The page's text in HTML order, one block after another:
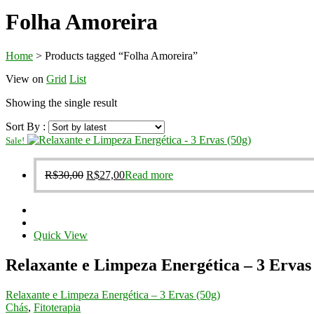
Folha Amoreira
Home > Products tagged “Folha Amoreira”
View on Grid List
Showing the single result
Sort By :
Sale!
R$30,00 Original
R$27,00Current
Read more
Quick View
Relaxante e Limpeza Energética – 3 Ervas
Relaxante e Limpeza Energética – 3 Ervas (50g)
Chás, Fitoterapia